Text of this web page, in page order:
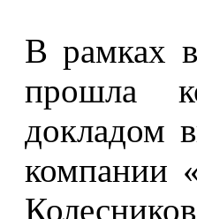
В рамках
прошла
докладом
компании